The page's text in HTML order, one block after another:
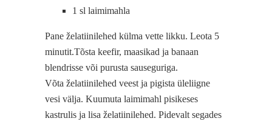
1 sl laimimahla
Pane želatiinilehed külma vette likku. Leota 5
minutit.Tõsta keefir, maasikad ja banaan
blendrisse või purusta sauseguriga.
Võta želatiinilehed veest ja pigista üleliigne
vesi välja. Kuumuta laimimahl pisikeses
kastrulis ja lisa želatiinilehed. Pidevalt segades